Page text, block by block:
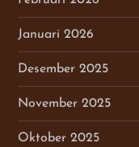
Januari 2026
Desember 2025
November 2025
Oktober 2025